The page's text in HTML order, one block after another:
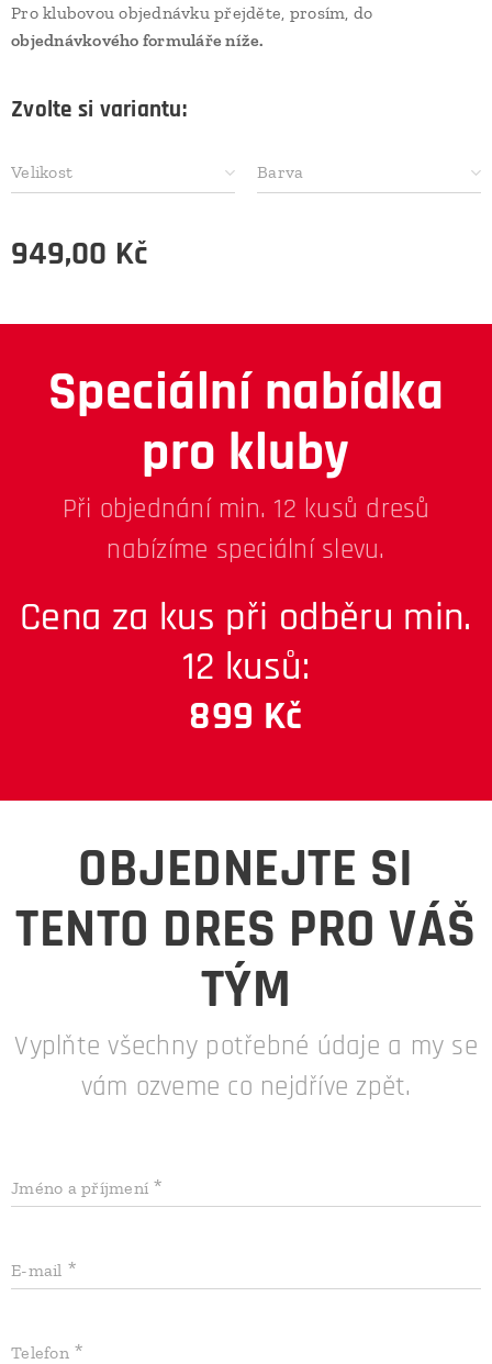
Pro klubovou objednávku přejděte, prosím, do
objednávkového formuláře níže.
Zvolte si variantu:
Velikost Barva
949,00 Kč
Speciální nabídka
pro kluby
Při objednání min. 12 kusů dresů
nabízíme speciální slevu.
Cena za kus při odběru min.
12 kusů:
899 Kč
OBJEDNEJTE SI
TENTO DRES PRO VÁŠ
TÝM
Vyplňte všechny potřebné údaje a my se
vám ozveme co nejdříve zpět.
Jméno a příjmení
E-mail
Telefon